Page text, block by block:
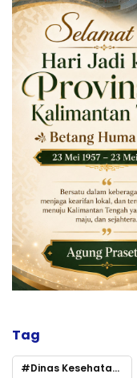
Tag
Dinas Kesehatan Kalteng Laksanakan Kegiatan Sosialisasi Edukasi Bahaya HIV - AIDS